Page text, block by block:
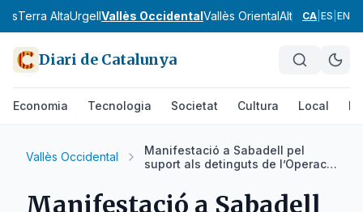
Terra AltaUrgellVallès OccidentalVallès OrientalAlt CampAlt
CA ES EN
Diari de Catalunya
Economia Tecnologia Societat Cultura Local
Vallès Occidental
Manifestació a Sabadell pel
suport als detinguts de l’Operació
Manifestació a Sabadell